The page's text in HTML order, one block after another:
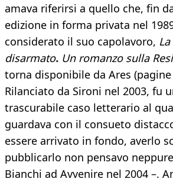
amava riferirsi a quello che, fin
edizione in forma privata nel
considerato il suo capolavoro,
disarmato. Un romanzo sulla
torna disponibile da Ares (pagine
Rilanciato da Sironi nel 2003, fu
trascurabile caso letterario al
guardava con il consueto
essere arrivato in fondo, averlo
pubblicarlo non pensavo
Bianchi ad Avvenire nel 2004 –.